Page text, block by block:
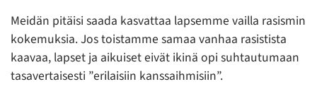
Meidän pitäisi saada kasvattaa lapsemme vailla rasismin
kokemuksia. Jos toistamme samaa vanhaa rasistista
kaavaa, lapset ja aikuiset eivät ikinä opi suhtautumaan
tasavertaisesti ”erilaisiin kanssaihmisiin”.